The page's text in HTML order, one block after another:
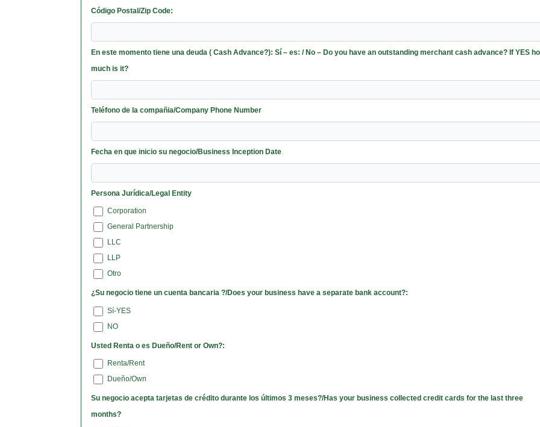
Código Postal/Zip Code:
En este momento tiene una deuda ( Cash Advance?): Sí – es: / No – Do you have an outstanding merchant cash advance? If YES
much is it?
Teléfono de la compañia/Company Phone Number
Fecha en que inicio su negocio/Business Inception Date
Persona Jurídica/Legal Entity
Corporation
General Partnership
LLC
LLP
Otro
¿Su negocio tiene un cuenta bancaria ?/Does your business have a separate bank account?:
Sí-YES
NO
Usted Renta o es Dueño/Rent or Own?:
Renta/Rent
Dueño/Own
Su negocio acepta tarjetas de crédito durante los últimos 3 meses?/Has your business collected credit cards for the last three
months?